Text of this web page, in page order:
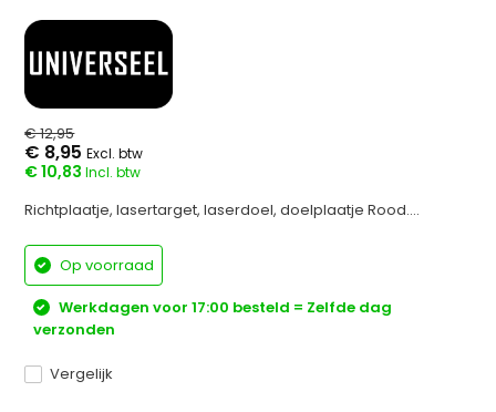
€ 12,95
€ 8,95Excl. btw
€ 10,83Incl. btw
Richtplaatje, lasertarget, laserdoel, doelplaatje Rood....
Op voorraad
Werkdagen voor 17:00 besteld = Zelfde dag
verzonden
Vergelijk